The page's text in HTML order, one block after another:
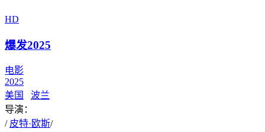
HD
爆发2025
电影
2025
美国
波兰
导演：
/ 皮特·欧斯/